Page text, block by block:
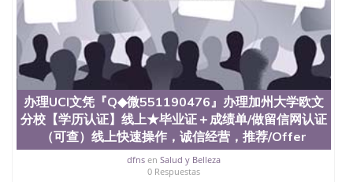
办理UCI文凭『Q◆微551190476』办理加州大学欧文
分校【学历认证】线上★毕业证＋成绩单/做留信网认证
（可查）线上快速操作，诚信经营，推荐/Offer
dfnsen Salud y Belleza
0 Respuestas